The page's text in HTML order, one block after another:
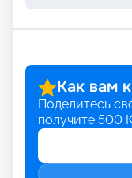
Как вам
Поделитесь
получите 500